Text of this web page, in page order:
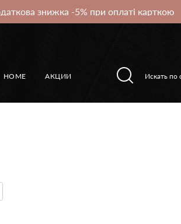
знижка -5% при оплаті карткою
HOME АКЦИИ